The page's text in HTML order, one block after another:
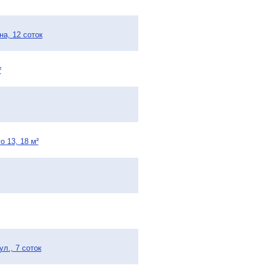
12 соток
13, 18 м²
7 соток